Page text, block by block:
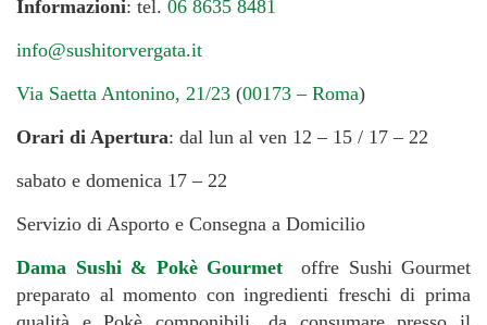
Informazioni: tel. 06 8635 8481
info@sushitorvergata.it
Via Saetta Antonino, 21/23 (00173 – Roma)
Orari di Apertura: dal lun al ven 12 – 15 / 17 – 22
sabato e domenica 17 – 22
Servizio di Asporto e Consegna a Domicilio
Dama Sushi & Pokè Gourmet
offre Sushi Gourmet
preparato al momento con ingredienti freschi di prima